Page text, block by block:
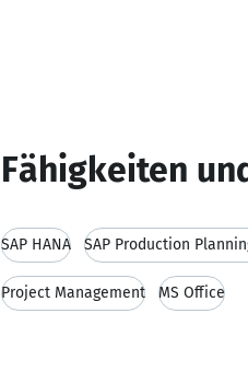
Fähigkeiten
SAP HANA SAP Production
Project Management MS Office